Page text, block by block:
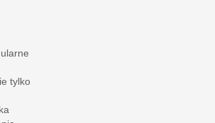
tylko